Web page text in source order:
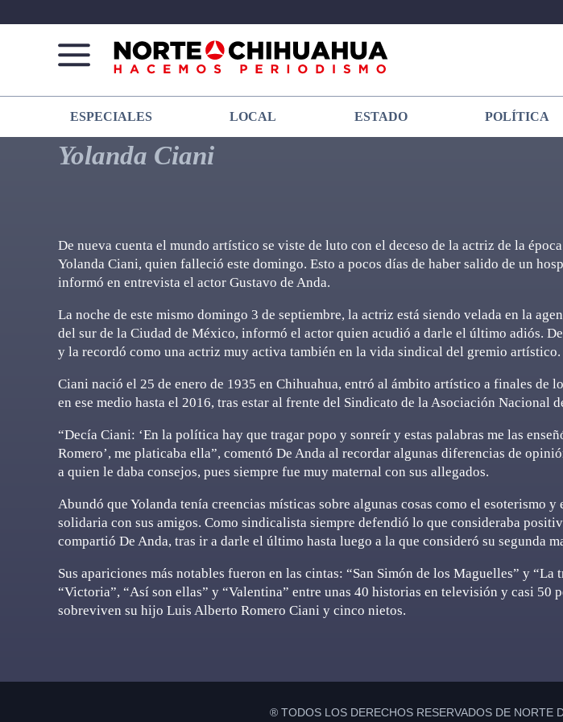
Norte
De
Chihuahua
Más
que
noticias,
hacemos periodismo
ESPECIALES LOCAL ESTADO POLÍTICA
Yolanda Ciani
De nueva cuenta el mundo artístico se viste de luto con el deceso de la actriz de la
Yolanda Ciani, quien falleció este domingo. Esto a pocos días de haber salido de un
informó en entrevista el actor Gustavo de Anda.
La noche de este mismo domingo 3 de septiembre, la actriz está siendo velada en la
del sur de la Ciudad de México, informó el actor quien acudió a darle el último adiós.
y la recordó como una actriz muy activa también en la vida sindical del gremio artístico.
Ciani nació el 25 de enero de 1935 en Chihuahua, entró al ámbito artístico a finales de
en ese medio hasta el 2016, tras estar al frente del Sindicato de la Asociación Nacional
“Decía Ciani: ‘En la política hay que tragar popo y sonreír y estas palabras me las
Romero’, me platicaba ella”, comentó De Anda al recordar algunas diferencias de
a quien le daba consejos, pues siempre fue muy maternal con sus allegados.
Abundó que Yolanda tenía creencias místicas sobre algunas cosas como el esoterismo
solidaria con sus amigos. Como sindicalista siempre defendió lo que consideraba
compartió De Anda, tras ir a darle el último hasta luego a la que consideró su segunda
Sus apariciones más notables fueron en las cintas: “San Simón de los Maguelles” y “La
“Victoria”, “Así son ellas” y “Valentina” entre unas 40 historias en televisión y casi 50
sobreviven su hijo Luis Alberto Romero Ciani y cinco nietos.
® TODOS LOS DERECHOS RESERVADOS DE NORTE